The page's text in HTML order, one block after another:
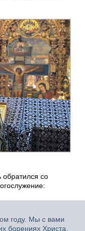
обратился со
году. Мы с вами
борениях Христа,